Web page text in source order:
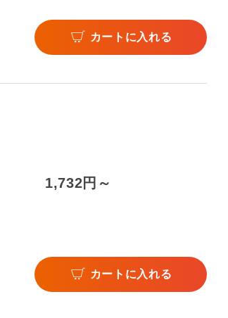
カートに入れる
1,732円～
カートに入れる